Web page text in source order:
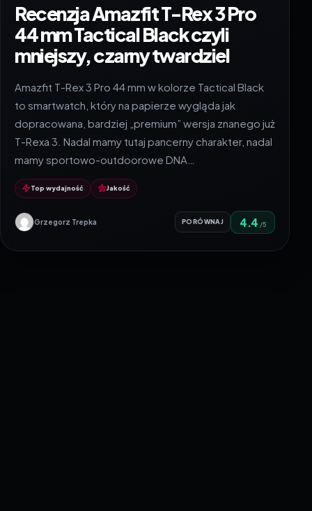
Recenzja Amazfit T-Rex 3 Pro
44 mm Tactical Black czyli
mniejszy, czarny twardziel
Amazfit T-Rex 3 Pro 44 mm w kolorze Tactical Black
to smartwatch, który na papierze wygląda jak
dopracowana, bardziej „premium” wersja znanego już
T-Rexa 3. Nadal mamy tutaj pancerny charakter, nadal
mamy sportowo-outdoorowe DNA…
Top wydajność Jakość
Grzegorz Trepka PORÓWNAJ 4.4 /5